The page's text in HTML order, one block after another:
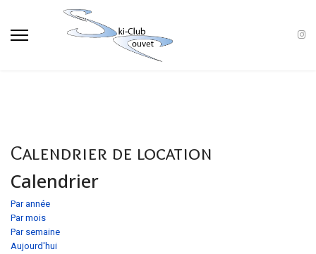
Calendrier de location
Calendrier
Par année
Par mois
Par semaine
Aujourd'hui